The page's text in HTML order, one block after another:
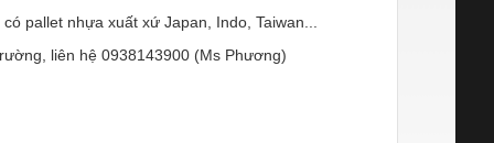
pallet nhựa xuất xứ Japan, Indo, Taiwan...
liên hệ 0938143900 (Ms Phương)